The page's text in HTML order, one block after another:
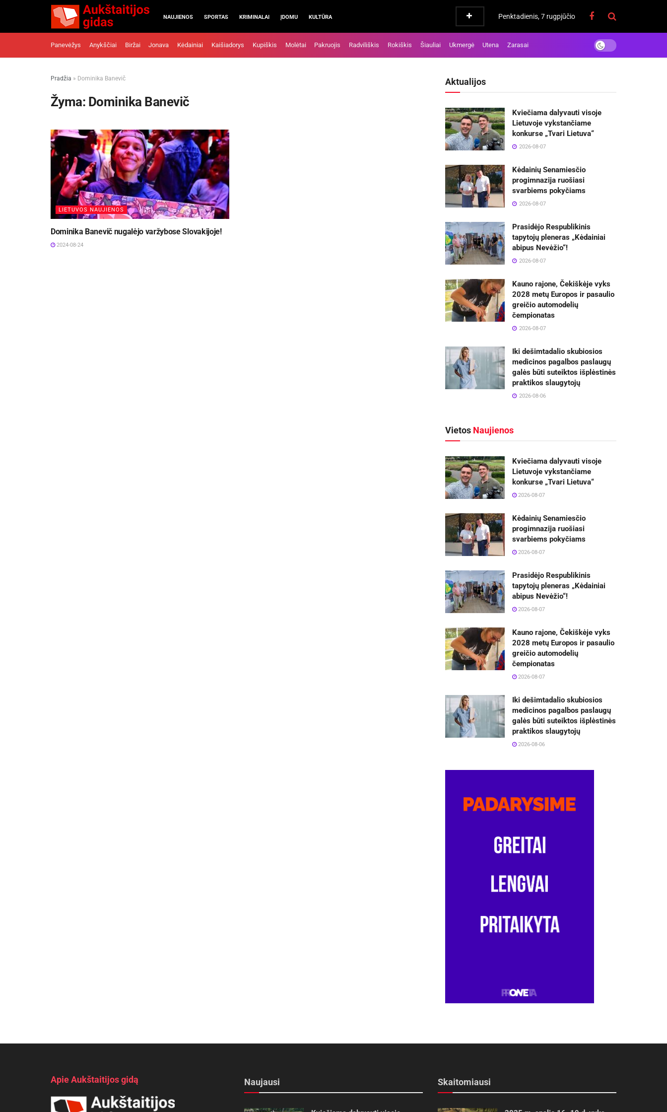
NAUJIENOS SPORTAS KRIMINALAI ĮDOMU KULTŪRA Penktadienis, 7 rugpjūčio
Panevėžys Anykščiai Biržai Jonava Kėdainiai Kaišiadorys Kupiškis Molėtai Pakruojis Radviliškis Rokiškis Šiauliai Ukmergė Utena Zarasai
Pradžia » Dominika Banevič
Žyma: Dominika Banevič
LIETUVOS NAUJIENOS
Dominika Banevič nugalėjo varžybose Slovakijoje!
2024-08-24
Aktualijos
Kviečiama dalyvauti visoje
Lietuvoje vykstančiame
konkurse „Tvari Lietuva“
2026-08-07
Kėdainių Senamiesčio
progimnazija ruošiasi
svarbiems pokyčiams
2026-08-07
Prasidėjo Respublikinis
tapytojų pleneras „Kėdainiai
abipus Nevėžio“!
2026-08-07
Kauno rajone, Čekiškėje vyks
2028 metų Europos ir pasaulio
greičio automodelių
čempionatas
2026-08-07
Iki dešimtadalio skubiosios
medicinos pagalbos paslaugų
galės būti suteiktos išplėstinės
praktikos slaugytojų
2026-08-06
Vietos Naujienos
Kviečiama dalyvauti visoje
Lietuvoje vykstančiame
konkurse „Tvari Lietuva“
2026-08-07
Kėdainių Senamiesčio
progimnazija ruošiasi
svarbiems pokyčiams
2026-08-07
Prasidėjo Respublikinis
tapytojų pleneras „Kėdainiai
abipus Nevėžio“!
2026-08-07
Kauno rajone, Čekiškėje vyks
2028 metų Europos ir pasaulio
greičio automodelių
čempionatas
2026-08-07
Iki dešimtadalio skubiosios
medicinos pagalbos paslaugų
galės būti suteiktos išplėstinės
praktikos slaugytojų
2026-08-06
Apie Aukštaitijos gidą Naujausi Skaitomiausi